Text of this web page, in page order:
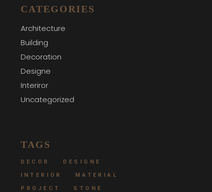
CATEGORIES
Architecture
Building
Decoration
Designe
Interiror
Uncategorized
TAGS
DECOR DESIGNE
INTERIOR MATERIAL
PROJECT STONE